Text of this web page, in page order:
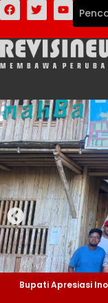
Bupati Apresiasi